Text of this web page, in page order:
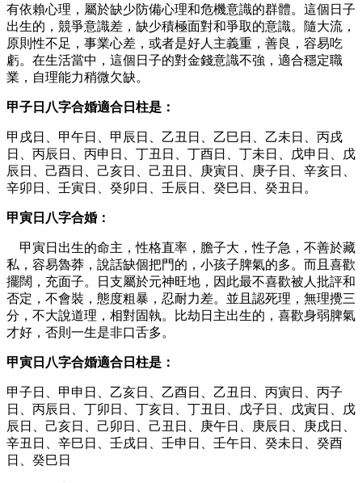
有依賴心理，屬於缺少防備心理和危機意識的群體。這個日子
出生的，競爭意識差，缺少積極面對和爭取的意識。隨大流，
原則性不足，事業心差，或者是好人主義重，善良，容易吃
虧。在生活當中，這個日子的對金錢意識不強，適合穩定職
業，自理能力稍微欠缺。
甲子日八字合婚適合日柱是：
甲戌日、甲午日、甲辰日、乙丑日、乙巳日、乙未日、丙戌
日、丙辰日、丙申日、丁丑日、丁酉日、丁未日、戊申日、戊
辰日、己酉日、己亥日、己丑日、庚寅日、庚子日、辛亥日、
辛卯日、壬寅日、癸卯日、壬辰日、癸巳日、癸丑日。
甲寅日八字合婚：
甲寅日出生的命主，性格直率，膽子大，性子急，不善於藏
私，容易魯莽，說話缺個把門的，小孩子脾氣的多。而且喜歡
擺闊，充面子。日支屬於元神旺地，因此最不喜歡被人批評和
否定，不會裝，態度粗暴，忍耐力差。並且認死理，無理攪三
分，不大說道理，相對固執。比劫日主出生的，喜歡身弱脾氣
才好，否則一生是非口舌多。
甲寅日八字合婚適合日柱是：
甲子日、甲申日、乙亥日、乙酉日、乙丑日、丙寅日、丙子
日、丙辰日、丁卯日、丁亥日、丁丑日、戊子日、戊寅日、戊
辰日、己亥日、己卯日、己丑日、庚午日、庚辰日、庚戌日、
辛丑日、辛巳日、壬戌日、壬申日、壬午日、癸未日、癸酉
日、癸巳日